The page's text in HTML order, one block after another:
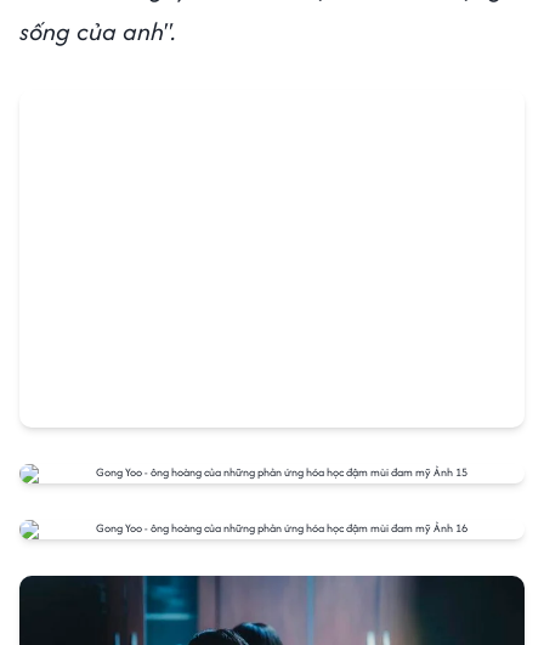
sống của anh".